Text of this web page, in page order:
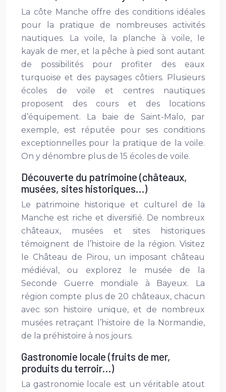
La côte Manche offre des conditions idéales
pour la pratique de nombreuses activités
nautiques. La voile, la planche à voile, le
kayak de mer, et la pêche à pied sont autant
de possibilités pour profiter des eaux
turquoise et des paysages côtiers. Plusieurs
écoles de voile et centres nautiques
proposent des cours et des locations
d’équipement. La baie de Saint-Malo, par
exemple, est réputée pour ses conditions
exceptionnelles pour la pratique de la voile.
On y dénombre plus de 15 écoles de voile.
Découverte du patrimoine (châteaux,
musées, sites historiques…)
Le patrimoine historique et culturel de la
Manche est riche et diversifié. De nombreux
châteaux, musées et sites historiques
témoignent de l’histoire de la région. Visitez
le Château de Pirou, un imposant château
médiéval, ou explorez le musée de la
Seconde Guerre mondiale à Bayeux. La
région compte plus de 20 châteaux, chacun
avec son histoire unique, et de nombreux
musées retraçant l’histoire de la Normandie,
de la préhistoire à nos jours.
Gastronomie locale (fruits de mer,
produits du terroir…)
La gastronomie locale est un véritable atout